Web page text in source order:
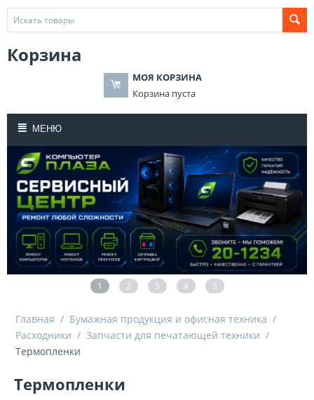
Корзина
МОЯ КОРЗИНА
Корзина пуста
МЕНЮ
1 2 3 4 5
Главная / Бумажная продукция и офисная техника /
Расходники / Запчасти для печатающей техники /
Термопленки
Термопленки